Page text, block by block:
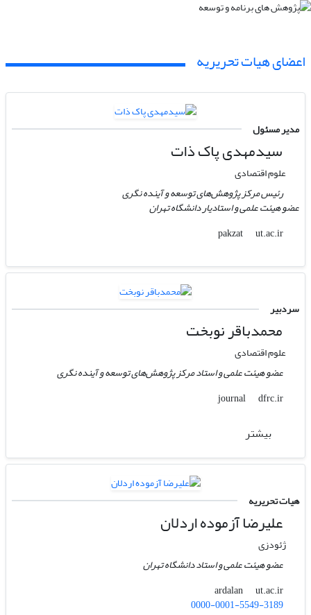
اعضای هیات تحریریه
مدیر مسئول
سیدمهدی پاک ذات
علوم اقتصادی
رئیس مرکز پژوهش‌های توسعه و آینده نگری
عضو هیئت علمی و استادیار دانشگاه تهران
pakzat
ut.ac.ir
سردبیر
محمدباقر نوبخت
علوم اقتصادی
عضو هیئت علمی و استاد مرکز پژوهش‌های توسعه و آینده نگری
journal
dfrc.ir
بیشتر
هیات تحریریه
علیرضا آزموده اردلان
ژئودزی
عضو هیئت علمی و استاد دانشگاه تهران
ardalan
ut.ac.ir
0000-0001-5549-3189